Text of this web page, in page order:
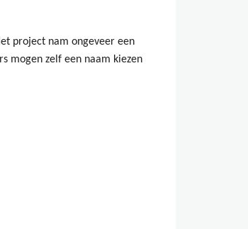
project nam ongeveer een
mogen zelf een naam kiezen